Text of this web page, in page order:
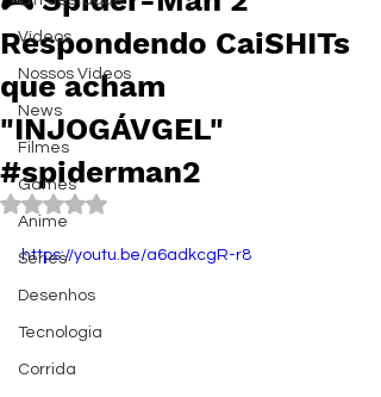
Vídeos
Nossos Vídeos
News
Filmes
Games
Anime
Series
Desenhos
Tecnologia
Corrida
Respondendo CaiSHITs
que acham
"INJOGÁVGEL"
#spiderman2
Avaliado com NaN de 5 estrelas.
https://youtu.be/a6adkcgR-r8